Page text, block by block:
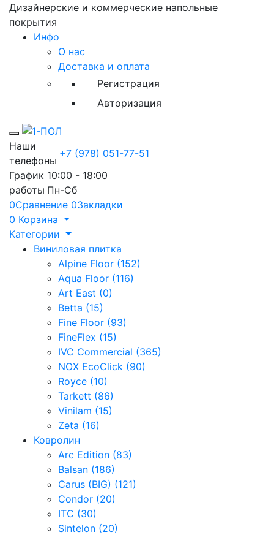
Дизайнерские и коммерческие напольные
покрытия
Инфо
О нас
Доставка и оплата
Регистрация
Авторизация
Toggle mobile menu
Наши
телефоны
+7 (978) 051-77-51
График
работы
10:00 - 18:00
Пн-Сб
0Сравнение 0Закладки
0 Корзина
Категории
Виниловая плитка
Alpine Floor (152)
Aqua Floor (116)
Art East (0)
Betta (15)
Fine Floor (93)
FineFlex (15)
IVC Commercial (365)
NOX EcoClick (90)
Royce (10)
Tarkett (86)
Vinilam (15)
Zeta (16)
Ковролин
Arc Edition (83)
Balsan (186)
Carus (BIG) (121)
Condor (20)
ITC (30)
Sintelon (20)